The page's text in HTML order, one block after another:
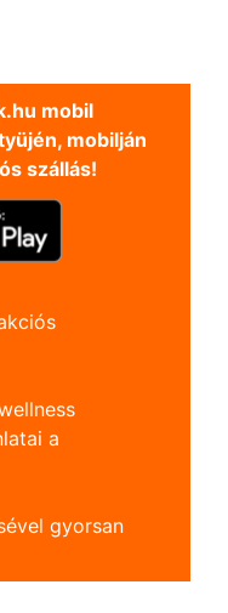
mobil
mobilján
szállás!
a
gyorsan